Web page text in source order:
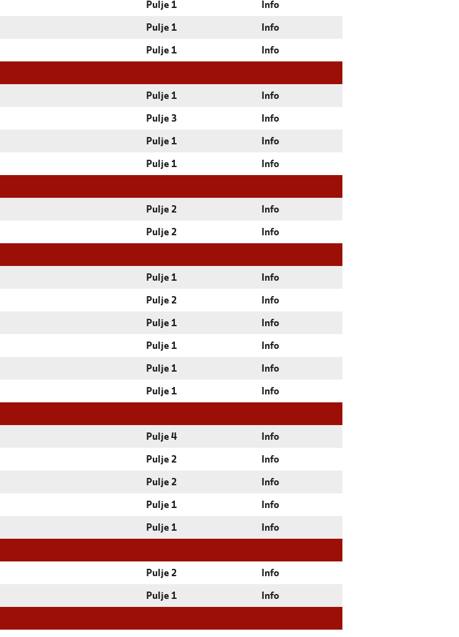
Pulje 1 Info
Pulje 1 Info
Pulje 1 Info
Pulje 1 Info
Pulje 3 Info
Pulje 1 Info
Pulje 1 Info
Pulje 2 Info
Pulje 2 Info
Pulje 1 Info
Pulje 2 Info
Pulje 1 Info
Pulje 1 Info
Pulje 1 Info
Pulje 1 Info
Pulje 4 Info
Pulje 2 Info
Pulje 2 Info
Pulje 1 Info
Pulje 1 Info
Pulje 2 Info
Pulje 1 Info